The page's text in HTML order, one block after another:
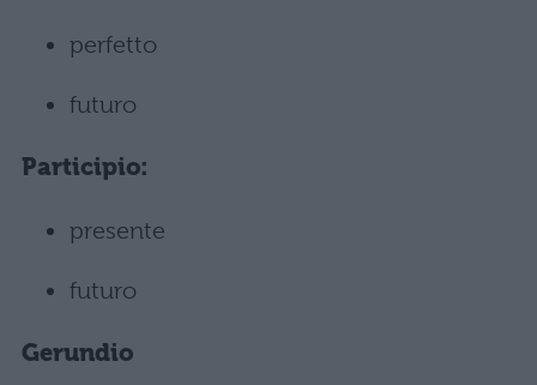
perfetto
futuro
Participio:
presente
futuro
Gerundio